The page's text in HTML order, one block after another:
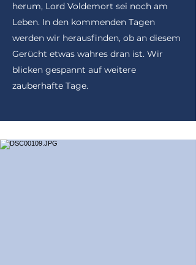
herum, Lord Voldemort sei noch am
Leben. In den kommenden Tagen
werden wir herausfinden, ob an diesem
Gerücht etwas wahres dran ist. Wir
blicken gespannt auf weitere
zauberhafte Tage.